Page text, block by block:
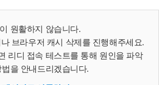
원활하지 않습니다.
브라우저 캐시 삭제를 진행해주세요.
리디 접속 테스트를 통해 원인을 파악
을 안내드리겠습니다.